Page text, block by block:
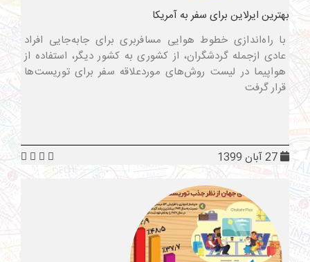
بهترین ایرلاین برای سفر به آمریکا
با راه‌اندازی خطوط هوایی مسافربری برای جابه‌جایی افراد
عادی ازجمله گردشگران، از کشوری به کشور دیگر، استفاده از
هواپیما در لیست روش‌های موردعلاقه سفر برای توریست‌ها
قرار گرفت